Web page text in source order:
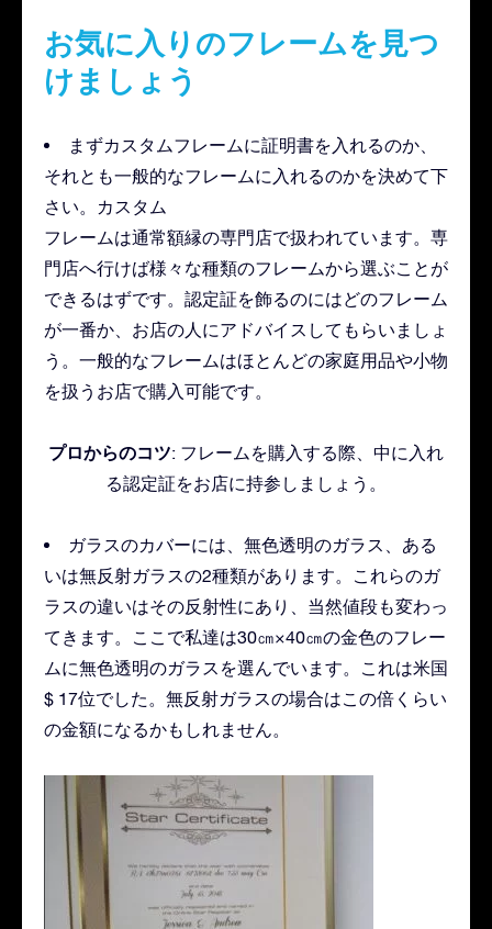
お気に入りのフレームを見つ
けましょう
まずカスタムフレームに証明書を入れるのか、
それとも一般的なフレームに入れるのかを決めて下
さい。カスタム
フレームは通常額縁の専門店で扱われています。専
門店へ行けば様々な種類のフレームから選ぶことが
できるはずです。認定証を飾るのにはどのフレーム
が一番か、お店の人にアドバイスしてもらいましょ
う。一般的なフレームはほとんどの家庭用品や小物
を扱うお店で購入可能です。
プロからのコツ: フレームを購入する際、中に入れ
る認定証をお店に持参しましょう。
ガラスのカバーには、無色透明のガラス、ある
いは無反射ガラスの2種類があります。これらのガ
ラスの違いはその反射性にあり、当然値段も変わっ
てきます。ここで私達は30㎝×40㎝の金色のフレー
ムに無色透明のガラスを選んでいます。これは米国
$ 17位でした。無反射ガラスの場合はこの倍くらい
の金額になるかもしれません。